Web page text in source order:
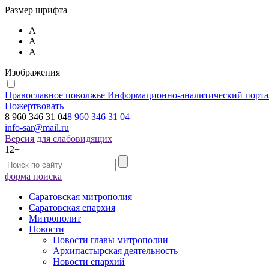
Размер шрифта
А
А
А
Изображения
Православное поволжье Информационно-аналитический
Пожертвовать
8 960 346 31 048 960 346 31 04
info-sar@mail.ru
Версия для слабовидящих
12+
форма поиска
Саратовская митрополия
Саратовская епархия
Митрополит
Новости
Новости главы митрополии
Архипастырская деятельность
Новости епархий